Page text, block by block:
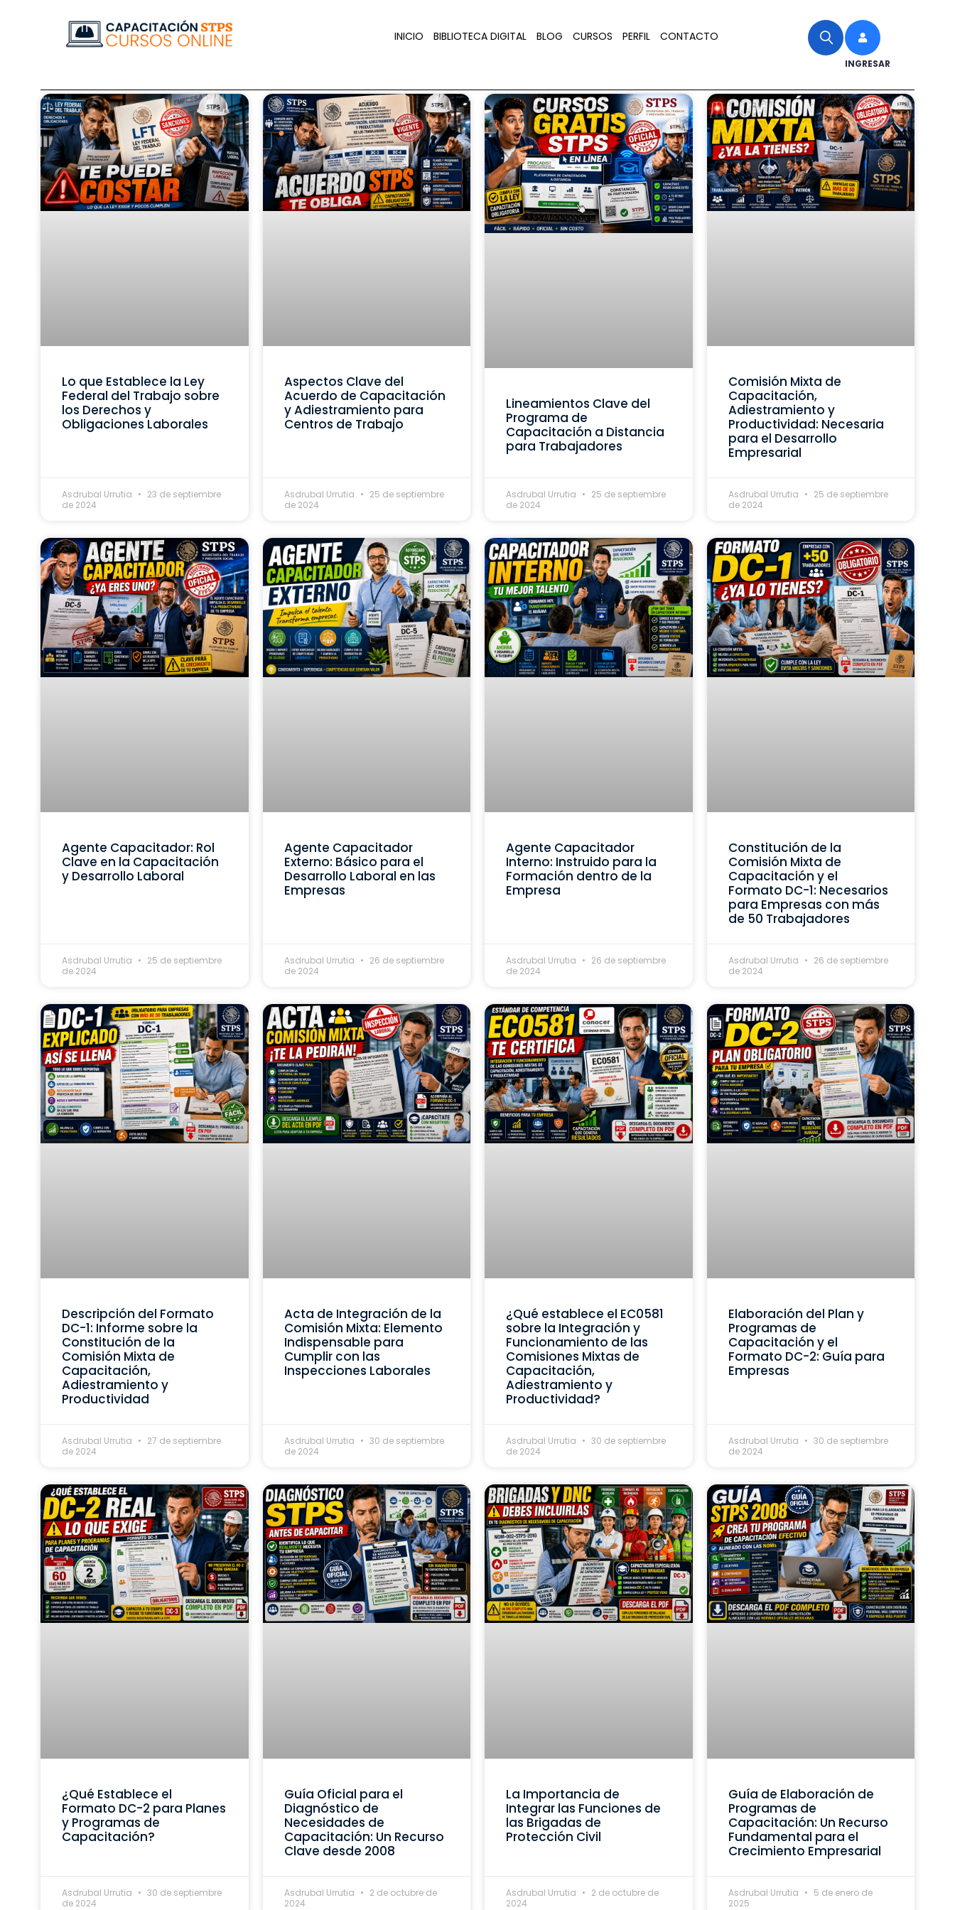
INICIO BIBLIOTECA DIGITAL BLOG CURSOS PERFIL CONTACTO
INGRESAR
Lo que Establece la Ley
Federal del Trabajo sobre
los Derechos y
Obligaciones Laborales
Asdrubal Urrutia
23 de septiembre
de 2024
Aspectos Clave del
Acuerdo de Capacitación
y Adiestramiento para
Centros de Trabajo
Asdrubal Urrutia
25 de septiembre
de 2024
Lineamientos Clave del
Programa de
Capacitación a Distancia
para Trabajadores
Asdrubal Urrutia
25 de septiembre
de 2024
Comisión Mixta de
Capacitación,
Adiestramiento y
Productividad: Necesaria
para el Desarrollo
Empresarial
Asdrubal Urrutia
25 de septiembre
de 2024
Agente Capacitador: Rol
Clave en la Capacitación
y Desarrollo Laboral
Asdrubal Urrutia
25 de septiembre
de 2024
Agente Capacitador
Externo: Básico para el
Desarrollo Laboral en las
Empresas
Asdrubal Urrutia
26 de septiembre
de 2024
Agente Capacitador
Interno: Instruido para la
Formación dentro de la
Empresa
Asdrubal Urrutia
26 de septiembre
de 2024
Constitución de la
Comisión Mixta de
Capacitación y el
Formato DC-1: Necesarios
para Empresas con más
de 50 Trabajadores
Asdrubal Urrutia
26 de septiembre
de 2024
Descripción del Formato
DC-1: Informe sobre la
Constitución de la
Comisión Mixta de
Capacitación,
Adiestramiento y
Productividad
Asdrubal Urrutia
27 de septiembre
de 2024
Acta de Integración de la
Comisión Mixta: Elemento
Indispensable para
Cumplir con las
Inspecciones Laborales
Asdrubal Urrutia
30 de septiembre
de 2024
¿Qué establece el EC0581
sobre la Integración y
Funcionamiento de las
Comisiones Mixtas de
Capacitación,
Adiestramiento y
Productividad?
Asdrubal Urrutia
30 de septiembre
de 2024
Elaboración del Plan y
Programas de
Capacitación y el
Formato DC-2: Guía para
Empresas
Asdrubal Urrutia
30 de septiembre
de 2024
¿Qué Establece el
Formato DC-2 para Planes
y Programas de
Capacitación?
Asdrubal Urrutia
30 de septiembre
de 2024
Guía Oficial para el
Diagnóstico de
Necesidades de
Capacitación: Un Recurso
Clave desde 2008
Asdrubal Urrutia
2 de octubre de
2024
La Importancia de
Integrar las Funciones de
las Brigadas de
Protección Civil
Asdrubal Urrutia
2 de octubre de
2024
Guía de Elaboración de
Programas de
Capacitación: Un Recurso
Fundamental para el
Crecimiento Empresarial
Asdrubal Urrutia
5 de enero de
2025